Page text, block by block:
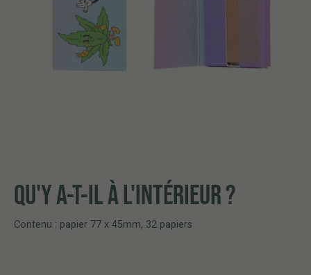
QU'Y A-T-IL À L'INTÉRIEUR ?
Contenu : papier 77 x 45mm, 32 papiers